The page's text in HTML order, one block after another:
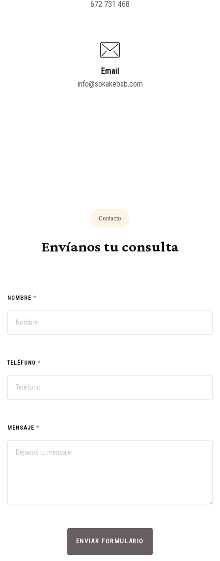
672 731 468
Email
info@sokakebab.com
Contacto
Envíanos tu consulta
NOMBRE *
TELÉFONO *
MENSAJE *